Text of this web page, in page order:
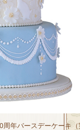
周年バースデーケーキ